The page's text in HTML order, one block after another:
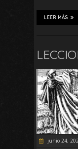
LEER MÁS
junio 24,